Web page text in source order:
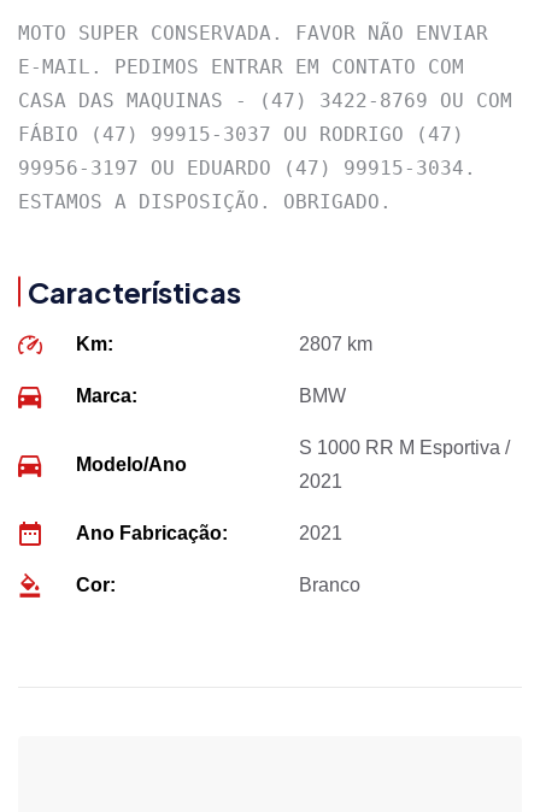
MOTO SUPER CONSERVADA. FAVOR NÃO ENVIAR
E-MAIL. PEDIMOS ENTRAR EM CONTATO COM
CASA DAS MAQUINAS - (47) 3422-8769 OU COM
FÁBIO (47) 99915-3037 OU RODRIGO (47)
99956-3197 OU EDUARDO (47) 99915-3034.
ESTAMOS A DISPOSIÇÃO. OBRIGADO.
Características
Km: 2807 km
Marca: BMW
Modelo/Ano
S 1000 RR M Esportiva /
2021
Ano Fabricação: 2021
Cor: Branco